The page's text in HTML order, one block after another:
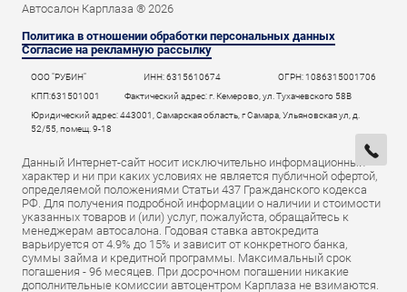
Автосалон Карплаза ® 2026
Политика в отношении обработки персональных данных
Согласие на рекламную рассылку
ООО "РУБИН" ИНН: 6315610674
ОГРН: 1086315001706
КПП:631501001
Фактический адрес: г. Кемерово, ул. Тухачевского 58В
Юридический адрес: 443001, Самарская область, г Самара, Ульяновская ул, д.
52/55, помещ. 9-18
Данный Интернет-сайт носит исключительно информационный
характер и ни при каких условиях не является публичной офертой,
определяемой положениями Статьи 437 Гражданского кодекса
РФ. Для получения подробной информации о наличии и стоимости
указанных товаров и (или) услуг, пожалуйста, обращайтесь к
менеджерам автосалона. Годовая ставка автокредита
варьируется от 4.9% до 15% и зависит от конкретного банка,
суммы займа и кредитной программы. Максимальный срок
погашения - 96 месяцев. При досрочном погашении никакие
дополнительные комиссии автоцентром Карплаза не взимаются.